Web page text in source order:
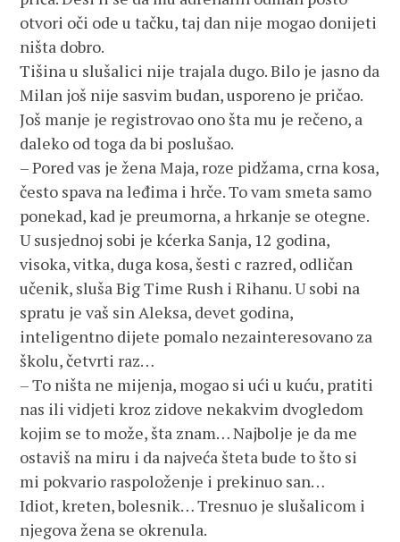
otvori oči ode u tačku, taj dan nije mogao donijeti
ništa dobro.
Tišina u slušalici nije trajala dugo. Bilo je jasno da
Milan još nije sasvim budan, usporeno je pričao.
Još manje je registrovao ono šta mu je rečeno, a
daleko od toga da bi poslušao.
– Pored vas je žena Maja, roze pidžama, crna kosa,
često spava na leđima i hrče. To vam smeta samo
ponekad, kad je preumorna, a hrkanje se otegne.
U susjednoj sobi je kćerka Sanja, 12 godina,
visoka, vitka, duga kosa, šesti c razred, odličan
učenik, sluša Big Time Rush i Rihanu. U sobi na
spratu je vaš sin Aleksa, devet godina,
inteligentno dijete pomalo nezainteresovano za
školu, četvrti raz…
– To ništa ne mijenja, mogao si ući u kuću, pratiti
nas ili vidjeti kroz zidove nekakvim dvogledom
kojim se to može, šta znam… Najbolje je da me
ostaviš na miru i da najveća šteta bude to što si
mi pokvario raspoloženje i prekinuo san…
Idiot, kreten, bolesnik… Tresnuo je slušalicom i
njegova žena se okrenula.